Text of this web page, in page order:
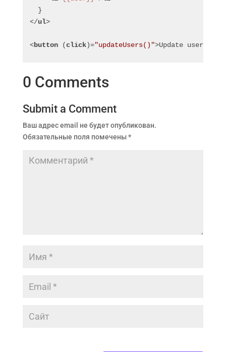
  }
</ul>
<button (click)="updateUsers()">Update users
0 Comments
Submit a Comment
Ваш адрес email не будет опубликован.
Обязательные поля помечены*